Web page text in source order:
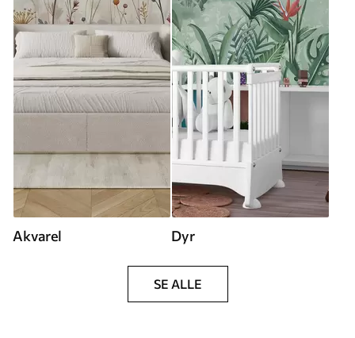
Akvarel Dyr
SE ALLE